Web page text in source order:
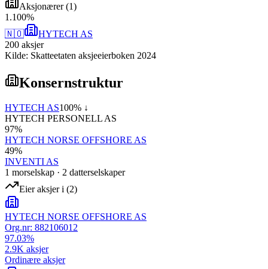
Aksjonærer(1)
1 .100%
🇳🇴
HYTECH AS
200 aksjer
Kilde: Skatteetaten aksjeeierboken 2024
Konsernstruktur
HYTECH AS100% ↓
HYTECH PERSONELL AS
97%
HYTECH NORSE OFFSHORE AS
49%
INVENTI AS
1 morselskap · 2 datterselskaper
Eier aksjer i (2)
HYTECH NORSE OFFSHORE AS
Org.nr: 882106012
97.03%
2.9K aksjer
Ordinære aksjer